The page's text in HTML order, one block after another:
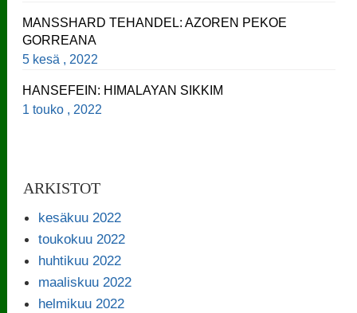
MANSSHARD TEHANDEL: AZOREN PEKOE
GORREANA
5 kesä , 2022
HANSEFEIN: HIMALAYAN SIKKIM
1 touko , 2022
ARKISTOT
kesäkuu 2022
toukokuu 2022
huhtikuu 2022
maaliskuu 2022
helmikuu 2022